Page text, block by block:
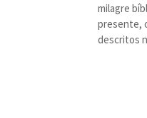
milagre
presente,
descritos